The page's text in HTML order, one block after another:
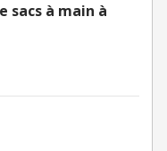
sacs à main à